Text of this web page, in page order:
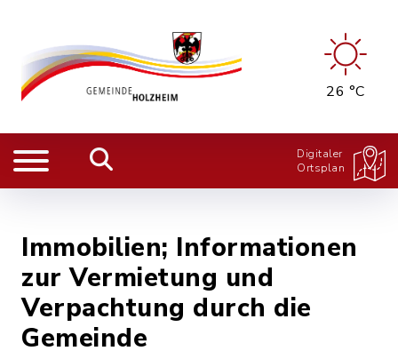
26 °C
Digitaler
Ortsplan
Immobilien; Informationen
zur Vermietung und
Verpachtung durch die
Gemeinde